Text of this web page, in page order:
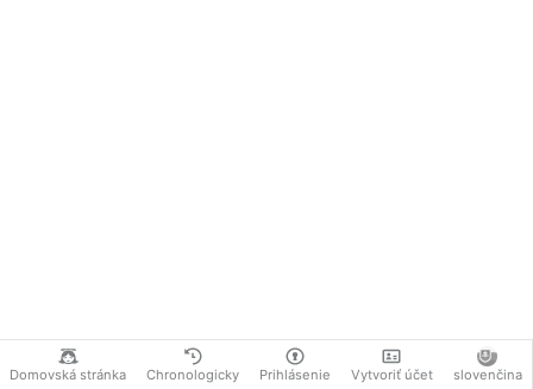
Domovská stránka Chronologicky Prihlásenie Vytvoriť účet slovenčina